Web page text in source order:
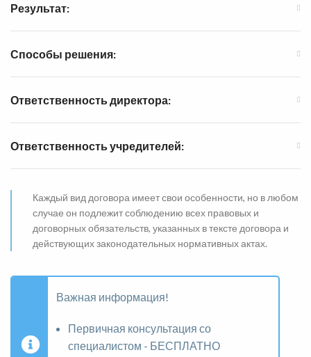
Результат:
Способы решения:
Ответственность директора:
Ответственность учредителей:
Каждый вид договора имеет свои особенности, но в любом
случае он подлежит соблюдению всех правовых и
договорных обязательств, указанных в тексте договора и
действующих законодательных нормативных актах.
Важная информация!
Первичная консультация со
специалистом - БЕСПЛАТНО